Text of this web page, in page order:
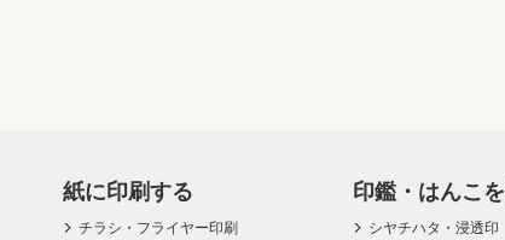
紙に印刷する
チラシ・フライヤー印刷
印鑑・はんこ
シヤチハタ・浸透印